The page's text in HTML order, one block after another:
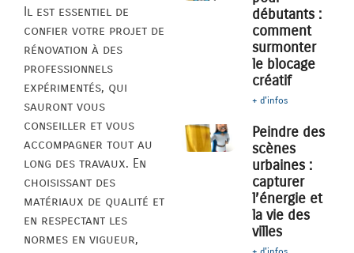
Il est essentiel de
confier votre projet de
rénovation à des
professionnels
expérimentés, qui
sauront vous
conseiller et vous
accompagner tout au
long des travaux. En
choisissant des
matériaux de qualité et
en respectant les
normes en vigueur,
débutants :
comment
surmonter
le blocage
créatif
+ d'infos
Peindre des
scènes
urbaines :
capturer
l’énergie et
la vie des
villes